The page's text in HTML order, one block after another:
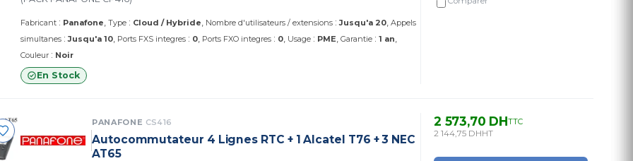
Fabricant : Panafone Type : Cloud / Hybride Nombre d'utilisateurs / extensions :Jusqu'a 20 Appels
simultanes :Jusqu'a 10 Ports FXS integres : 0 Ports FXO integres : 0 Usage : PME Garantie : 1 an
Couleur : Noir
En Stock
PANAFONE CS416
Autocommutateur 4 Lignes RTC + 1 Alcatel T76 + 3 NEC
AT65
2 573,70 DHTTC
2 144,75 DHHT